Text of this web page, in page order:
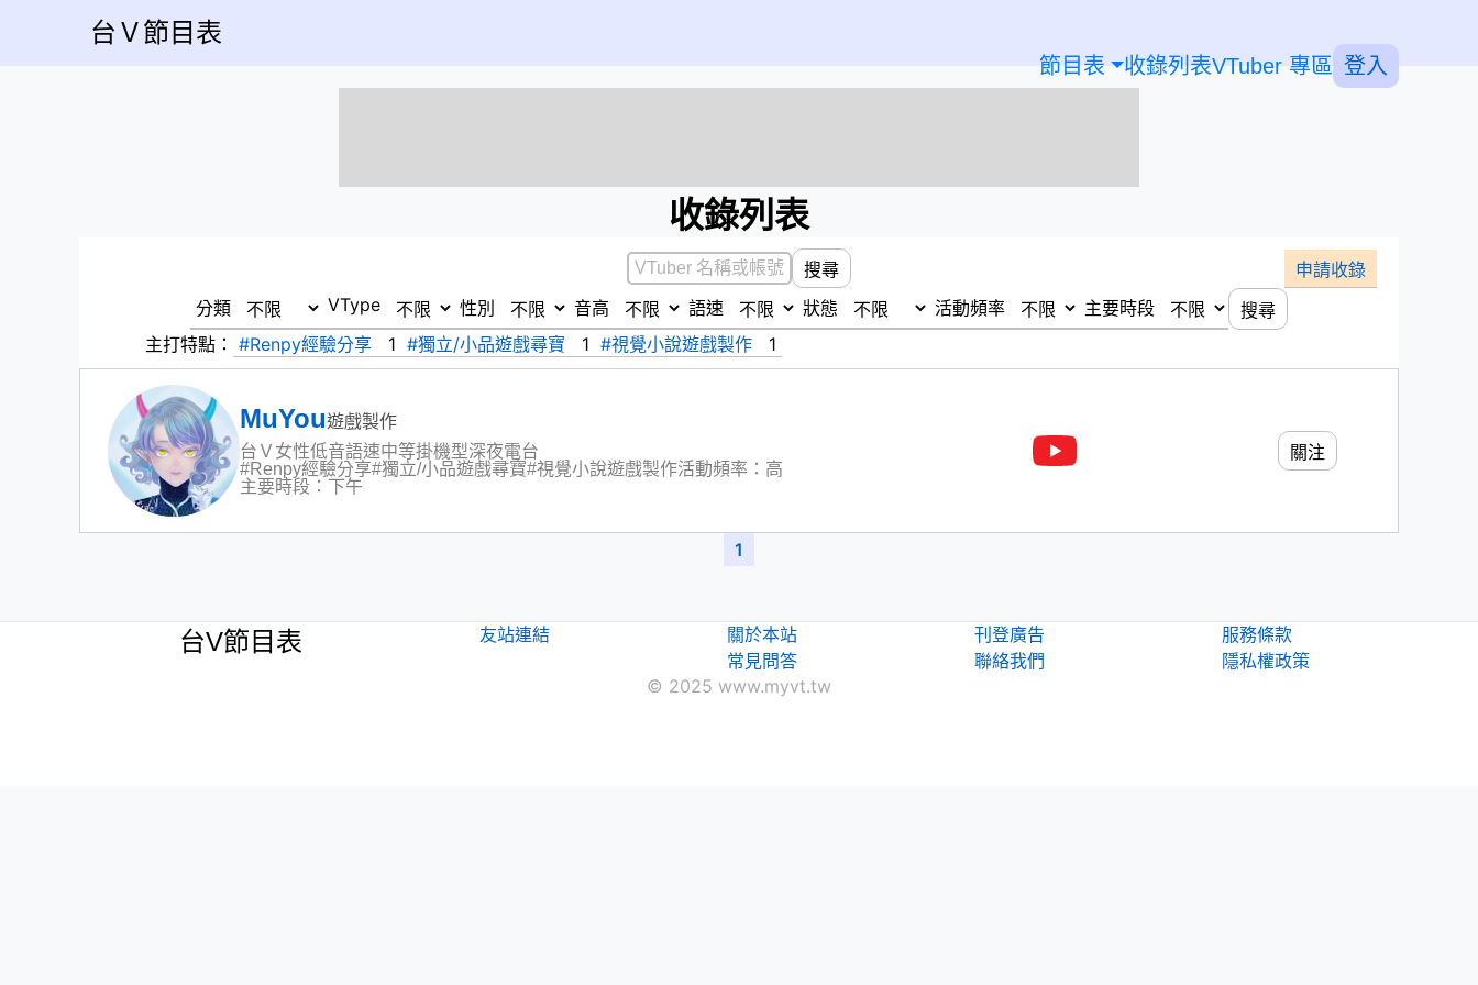
台Ｖ節目表
節目表 收錄列表VTuber 專區 登入
收錄列表
搜尋
申請收錄
分類
VType 性別 音高 語速 狀態 活動頻率 主要時段 搜尋
主打特點： #Renpy經驗分享 1 #獨立/小品遊戲尋寶 1 #視覺小說遊戲製作 1
MuYou遊戲製作
台Ｖ 女性低音語速中等掛機型深夜電台
#Renpy經驗分享#獨立/小品遊戲尋寶#視覺小說遊戲製作活動頻率：高
主要時段：下午
關注
1
台V節目表 友站連結
關於本站
常見問答
刊登廣告
聯絡我們
服務條款
隱私權政策
© 2025 www.myvt.tw